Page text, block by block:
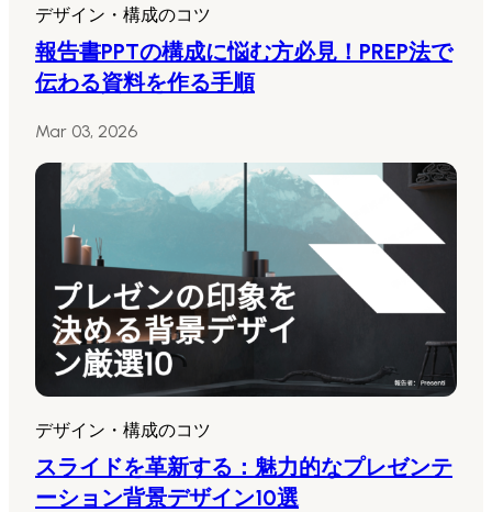
デザイン・構成のコツ
報告書PPTの構成に悩む方必見！PREP法で
伝わる資料を作る手順
Mar 03, 2026
デザイン・構成のコツ
スライドを革新する：魅力的なプレゼンテ
ーション背景デザイン10選